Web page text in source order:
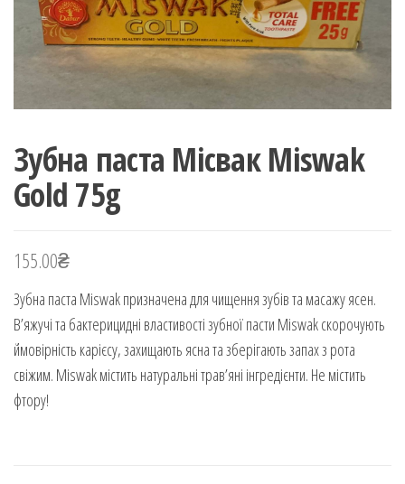
Зубна паста Місвак Miswak
Gold 75g
155.00₴
Зубна паста Miswak призначена для чищення зубів та масажу ясен.
В’яжучі та бактерицидні властивості зубної пасти Miswak скорочують
ймовірність карієсу, захищають ясна та зберігають запах з рота
свіжим. Miswak містить натуральні трав’яні інгредієнти. Не містить
фтору!